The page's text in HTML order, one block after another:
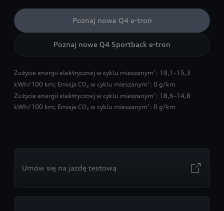
Poznaj nowe Q4 e-tron
Poznaj nowe Q4 Sportback e-tron
Zużycie energii elektrycznej w cyklu mieszanym 1 : 19,1–15,3
kWh/100 km; Emisja CO₂ w cyklu mieszanym 1 : 0 g/km
Zużycie energii elektrycznej w cyklu mieszanym 1 : 18,6–14,8
kWh/100 km; Emisja CO₂ w cyklu mieszanym 1 : 0 g/km
Umów się na jazdę testową